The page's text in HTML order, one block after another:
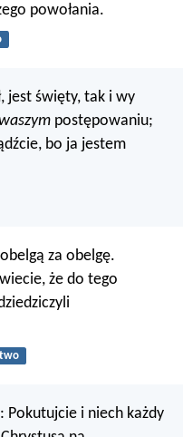
powołania.
jest święty, tak i wy
postępowaniu;
bo ja jestem
za obelgę.
że do tego
Pokutujcie i niech każdy